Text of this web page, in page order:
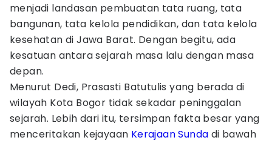
menjadi landasan pembuatan tata ruang, tata
bangunan, tata kelola pendidikan, dan tata kelola
kesehatan di Jawa Barat. Dengan begitu, ada
kesatuan antara sejarah masa lalu dengan masa
depan.
Menurut Dedi, Prasasti Batutulis yang berada di
wilayah Kota Bogor tidak sekadar peninggalan
sejarah. Lebih dari itu, tersimpan fakta besar yang
menceritakan kejayaan Kerajaan Sunda di bawah